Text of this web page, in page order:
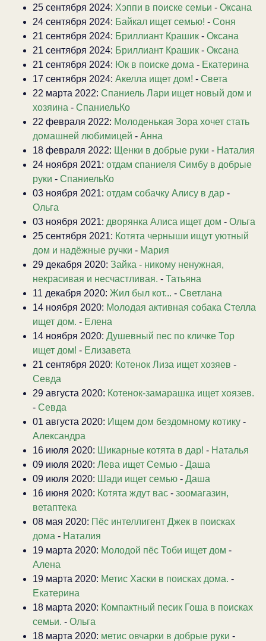
25 сентября 2024: Хэппи в поиске семьи - Оксана
24 сентября 2024: Байкал ищет семью! - Соня
21 сентября 2024: Бриллиант Крашик - Оксана
21 сентября 2024: Бриллиант Крашик - Оксана
21 сентября 2024: Юк в поиске дома - Екатерина
17 сентября 2024: Акелла ищет дом! - Света
22 марта 2022: Спаниель Лари ищет новый дом и
хозяина - СпаниельКо
22 февраля 2022: Молоденькая Зора хочет стать
домашней любимицей - Анна
18 февраля 2022: Щенки в добрые руки - Наталия
24 ноября 2021: отдам спаниеля Симбу в добрые
руки - СпаниельКо
03 ноября 2021: отдам собачку Алису в дар -
Ольга
03 ноября 2021: дворянка Алиса ищет дом - Ольга
25 сентября 2021: Котята черныши ищут уютный
дом и надёжные ручки - Мария
29 декабря 2020: Зайка - никому ненужная,
некрасивая и несчастливая. - Татьяна
11 декабря 2020: Жил был кот... - Светлана
14 ноября 2020: Молодая активная собака Стелла
ищет дом. - Елена
14 ноября 2020: Душевный пес по кличке Тор
ищет дом! - Елизавета
21 сентября 2020: Котенок Лиза ищет хозяев -
Севда
29 августа 2020: Котенок-замарашка ищет хоязев.
- Севда
01 августа 2020: Ищем дом бездомному котику -
Александра
16 июля 2020: Шикарные котята в дар! - Наталья
09 июля 2020: Лева ищет Семью - Даша
09 июля 2020: Шади ищет семью - Даша
16 июня 2020: Котята ждут вас - зоомагазин,
ветаптека
08 мая 2020: Пёс интеллигент Джек в поисках
дома - Наталия
19 марта 2020: Молодой пёс Тоби ищет дом -
Алена
19 марта 2020: Метис Хаски в поисках дома. -
Екатерина
18 марта 2020: Компактный песик Гоша в поисках
семьи. - Ольга
18 марта 2020: метис овчарки в добрые руки -